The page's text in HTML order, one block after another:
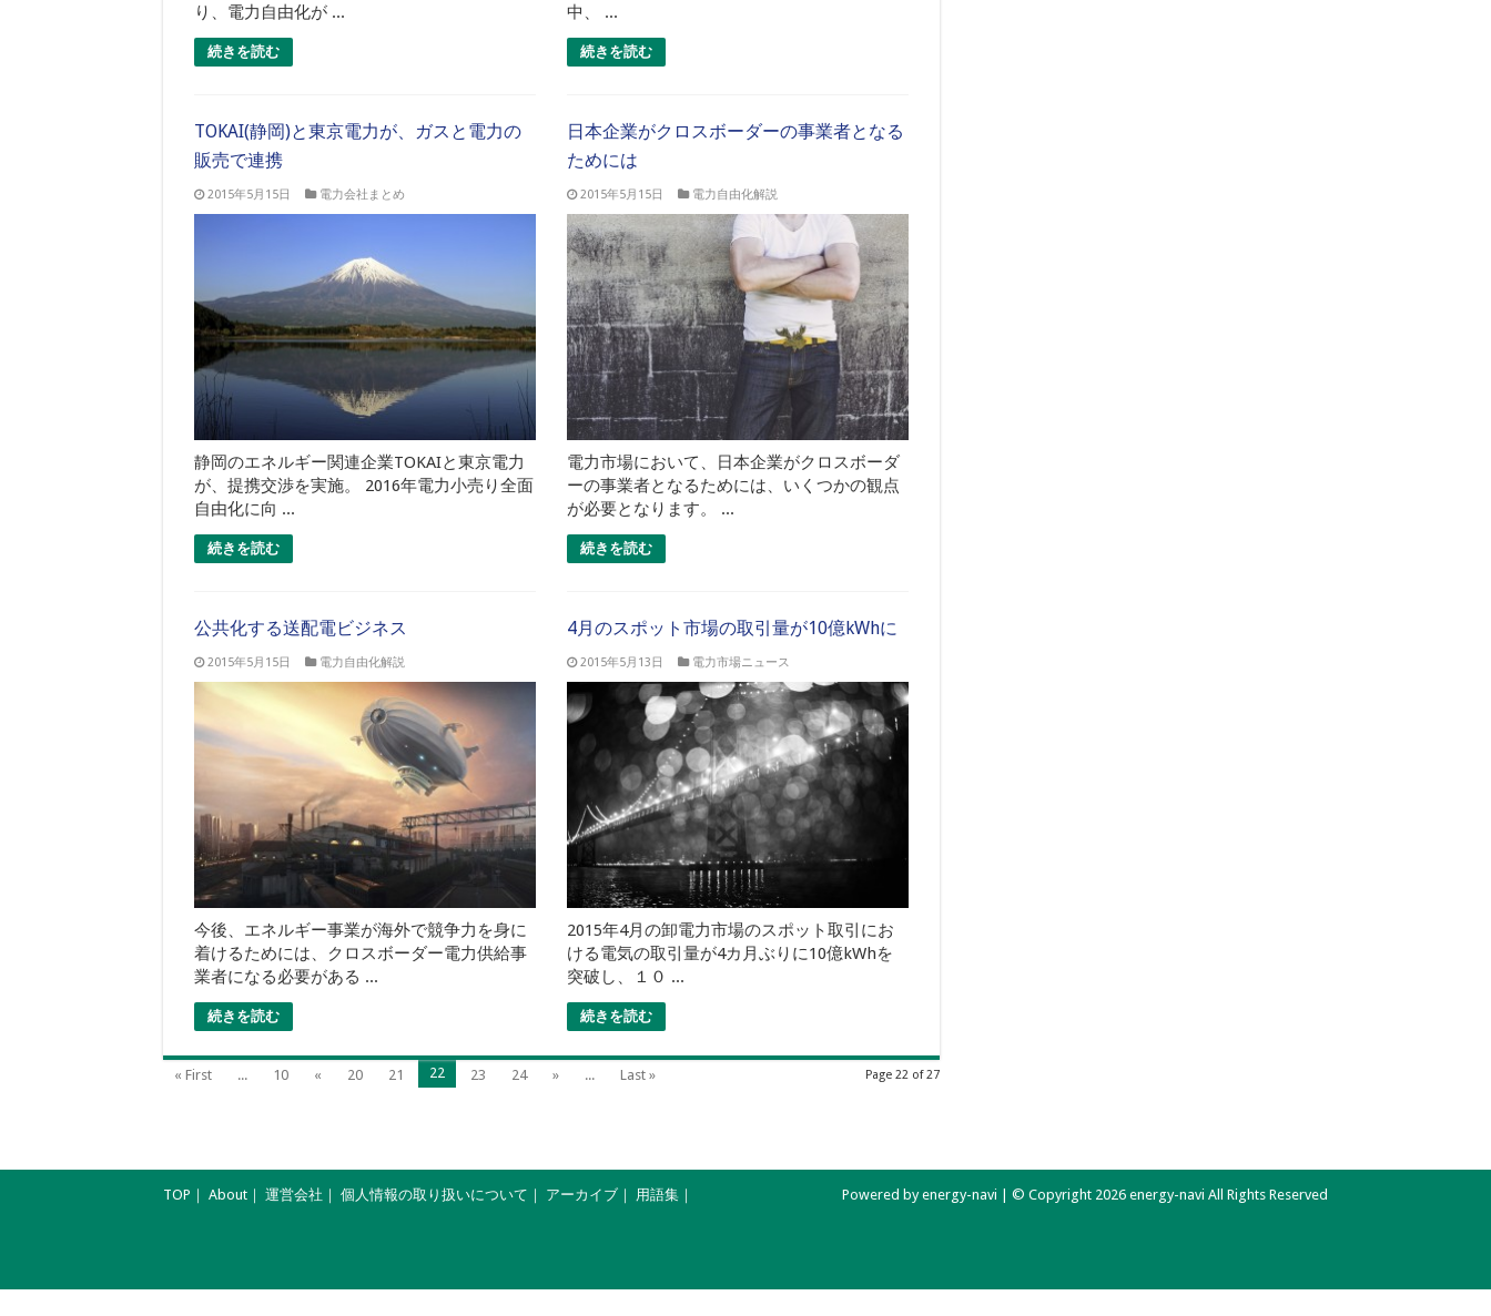
中、 ...
続きを読む
り、電力自由化が ...
続きを読む
TOKAI(静岡)と東京電力が、ガスと電力の
販売で連携
2015年5月15日 電力会社まとめ
静岡のエネルギー関連企業TOKAIと東京電力
が、提携交渉を実施。 2016年電力小売り全面
自由化に向 ...
続きを読む
日本企業がクロスボーダーの事業者となる
ためには
2015年5月15日 電力自由化解説
電力市場において、日本企業がクロスボーダ
ーの事業者となるためには、いくつかの観点
が必要となります。 ...
続きを読む
公共化する送配電ビジネス
2015年5月15日 電力自由化解説
今後、エネルギー事業が海外で競争力を身に
着けるためには、クロスボーダー電力供給事
業者になる必要がある ...
続きを読む
4月のスポット市場の取引量が10億kWhに
2015年5月13日 電力市場ニュース
2015年4月の卸電力市場のスポット取引にお
ける電気の取引量が4カ月ぶりに10億kWhを
突破し、１０ ...
続きを読む
Page 22 of 27
« First ... 10 « 20 21 22 23 24 » ... Last »
Powered by energy-navi | © Copyright 2026 energy-navi All Rights Reserved
TOP ｜ About ｜ 運営会社 ｜ 個人情報の取り扱いについて ｜ アーカイブ ｜ 用語集 ｜